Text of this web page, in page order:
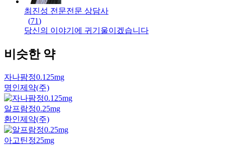
최진성 전문전문 상담사
(71)
당신의 이야기에 귀기울이겠습니다
비슷한 약
자나팜정0.125mg
명인제약(주)
알프람정0.25mg
환인제약(주)
아고틴정25mg